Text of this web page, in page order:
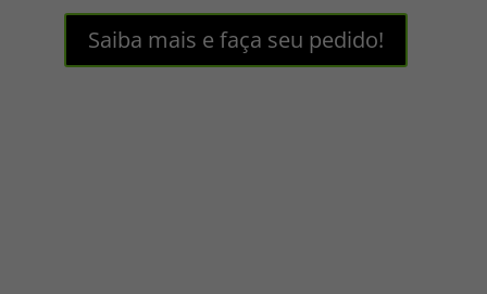
Saiba mais e faça seu pedido!